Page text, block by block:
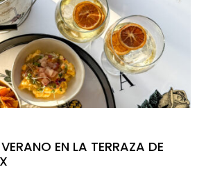
EN LA TERRAZA DE